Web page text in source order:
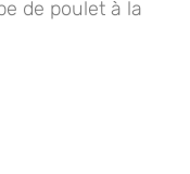
de poulet à la